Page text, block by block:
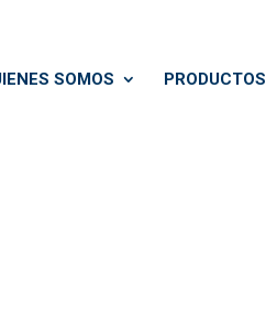
SOMOS PRODUCTOS